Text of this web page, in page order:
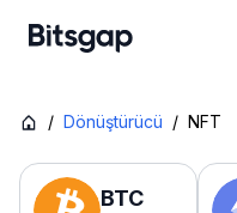
/ Dönüştürücü / NFT
BTC